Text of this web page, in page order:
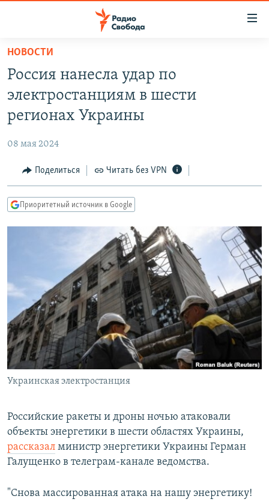
упрощенного
доступа
основному
Вернутся
Вернутся
АВТОРСКИЕ ПРОЕКТЫ
МНЕНИЯ
КУЛЬТУРА
КАВКАЗ.РЕАЛИИ
СИБИРЬ.РЕАЛИИ
РАСПИСАНИЕ ВЕЩАНИЯ
ПОДПИШИТЕСЬ НА РАССЫЛКУ
СОЦИАЛЬНЫЕ СЕТИ
Все сайты РСЕ/РС
НОВОСТИ
Россия нанесла удар по
электростанциям в шести
регионах Украины
08 мая 2024
Поделиться Читать без VPN
Приоритетный источник в Google
Украинская электростанция
Российские ракеты и дроны ночью атаковали
объекты энергетики в шести областях Украины,
рассказал министр энергетики Украины Герман
Галущенко в телеграм-канале ведомства.
"Снова массированная атака на нашу энергетику!